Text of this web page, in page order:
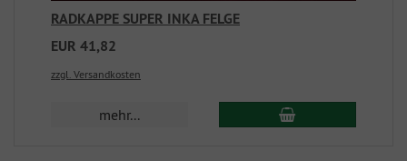
RADKAPPE SUPER INKA FELGE
EUR 41,82
zzgl. Versandkosten
mehr...